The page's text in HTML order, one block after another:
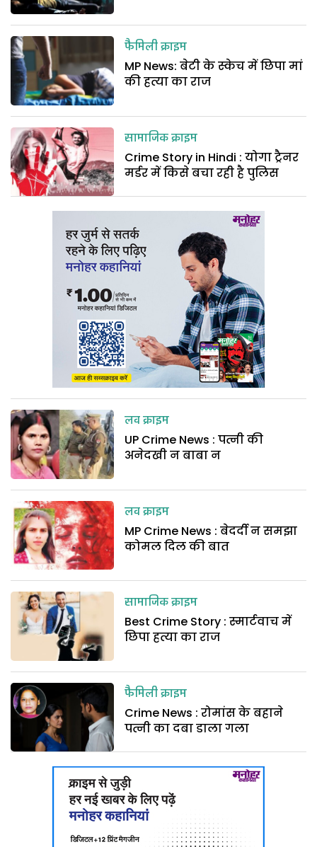
फैमिली क्राइम
MP News: बेटी के स्केच में छिपा मां
की हत्या का राज
सामाजिक क्राइम
Crime Story in Hindi : योगा ट्रैनर
मर्डर में किसे बचा रही है पुलिस
लव क्राइम
UP Crime News : पत्नी की
अनेदखी न बाबा न
लव क्राइम
MP Crime News : बेदर्दी न समझा
कोमल दिल की बात
सामाजिक क्राइम
Best Crime Story : स्मार्टवाच में
छिपा हत्या का राज
फैमिली क्राइम
Crime News : रोमांस के बहाने
पत्नी का दबा डाला गला